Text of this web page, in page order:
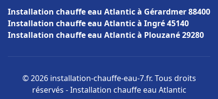
Installation chauffe eau Atlantic à Gérardmer 88400
Installation chauffe eau Atlantic à Ingré 45140
Installation chauffe eau Atlantic à Plouzané 29280
© 2026 installation-chauffe-eau-7.fr. Tous droits
réservés - Installation chauffe eau Atlantic